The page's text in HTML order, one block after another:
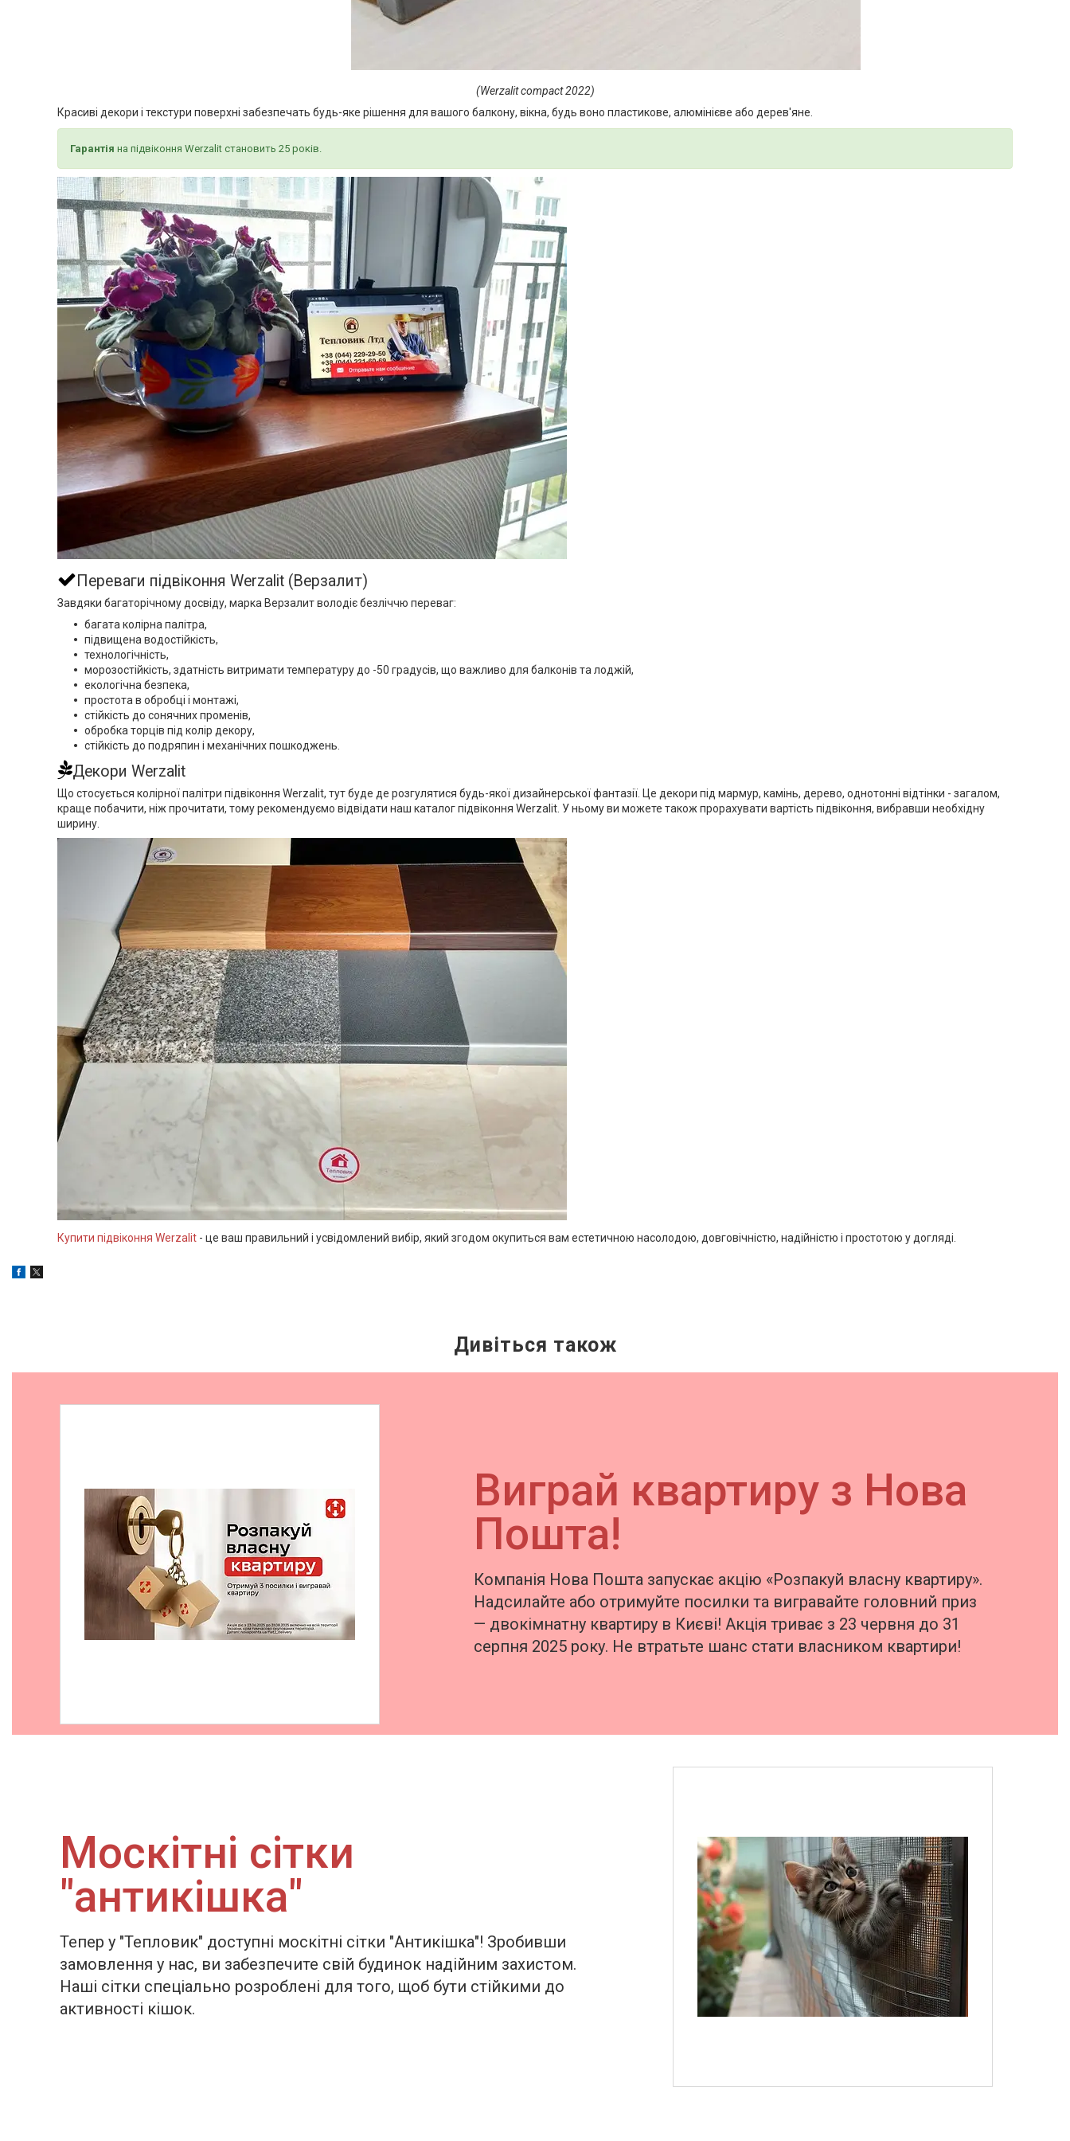
(Werzalit compact 2022)
Красиві декори і текстури поверхні забезпечать будь-яке рішення для вашого балкону, вікна, будь воно пластикове, алюмінієве або дерев'яне.
Гарантія на підвіконня Werzalit становить 25 років.
Переваги підвіконня Werzalit (Верзалит)
Завдяки багаторічному досвіду, марка Верзалит володіє безліччю переваг:
багата колірна палітра,
підвищена водостійкість,
технологічність,
морозостійкість, здатність витримати температуру до -50 градусів, що важливо для балконів та лоджій,
екологічна безпека,
простота в обробці і монтажі,
стійкість до сонячних променів,
обробка торців під колір декору,
стійкість до подряпин і механічних пошкоджень.
Декори Werzalit
Що стосується колірної палітри підвіконня Werzalit, тут буде де розгулятися будь-якої дизайнерської фантазії. Це декори під мармур, камінь, дерево, однотонні відтінки - загалом,
краще побачити, ніж прочитати, тому рекомендуємо відвідати наш каталог підвіконня Werzalit. У ньому ви можете також прорахувати вартість підвіконня, вибравши необхідну
ширину.
Купити підвіконня Werzalit - це ваш правильний і усвідомлений вибір, який згодом окупиться вам естетичною насолодою, довговічністю, надійністю і простотою у догляді.
Виграй квартиру з Нова
Пошта!
Компанія Нова Пошта запускає акцію «Розпакуй власну квартиру».
Надсилайте або отримуйте посилки та вигравайте головний приз
— двокімнатну квартиру в Києві! Акція триває з 23 червня до 31
серпня 2025 року. Не втратьте шанс стати власником квартири!
Москітні сітки
"антикішка"
Тепер у "Тепловик" доступні москітні сітки "Антикішка"! Зробивши
замовлення у нас, ви забезпечите свій будинок надійним захистом.
Наші сітки спеціально розроблені для того, щоб бути стійкими до
активності кішок.